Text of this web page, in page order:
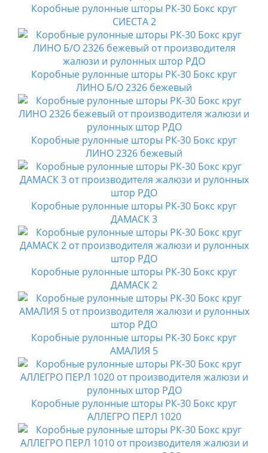
Коробные рулонные шторы РК-30 Бокс круг
СИЕСТА 2
Коробные рулонные шторы РК-30 Бокс круг
ЛИНО Б/О 2326 бежевый
Коробные рулонные шторы РК-30 Бокс круг
ЛИНО 2326 бежевый
Коробные рулонные шторы РК-30 Бокс круг
ДАМАСК 3
Коробные рулонные шторы РК-30 Бокс круг
ДАМАСК 2
Коробные рулонные шторы РК-30 Бокс круг
АМАЛИЯ 5
Коробные рулонные шторы РК-30 Бокс круг
АЛЛЕГРО ПЕРЛ 1020